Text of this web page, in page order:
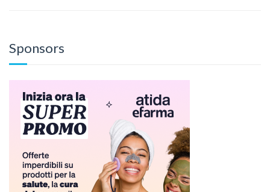
Sponsors